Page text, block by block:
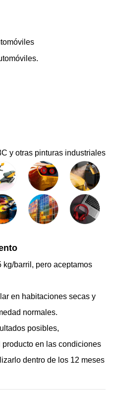
y otras pinturas industriales
kg/barril, pero aceptamos
en habitaciones secas y
normales.
posibles,
en las condiciones
dentro de los 12 meses